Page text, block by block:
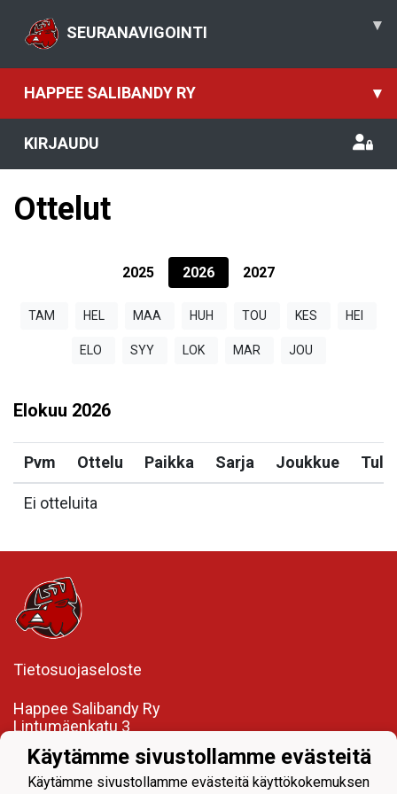
SEURANAVIGOINTI ▾
HAPPEE SALIBANDY RY ▾
KIRJAUDU
Ottelut
2025 2026 2027
TAM HEL MAA HUH TOU KES HEI
ELO SYY LOK MAR JOU
Elokuu 2026
Pvm Ottelu Paikka Sarja Joukkue
Ei otteluita
Tietosuojaseloste
Happee Salibandy Ry
Lintumäenkatu 3
Y-tunnus: 3541325-1
Käytämme sivustollamme evästeitä
Käytämme sivustollamme evästeitä käyttökokemuksen